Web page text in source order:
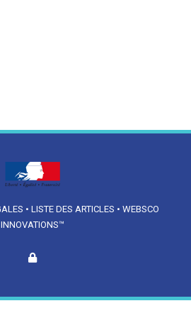
• LISTE DES ARTICLES • WEBSCO
INNOVATIONS™